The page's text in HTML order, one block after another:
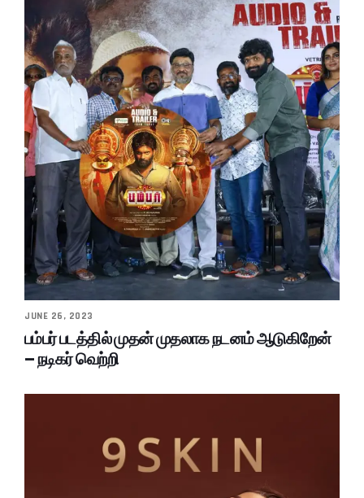
JUNE 26, 2023
பம்பர் படத்தில் முதன் முதலாக நடனம் ஆடுகிறேன்
– நடிகர் வெற்றி